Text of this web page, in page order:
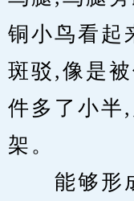
铜小鸟看起
斑驳,像是
件多了小半
架。
能够形成